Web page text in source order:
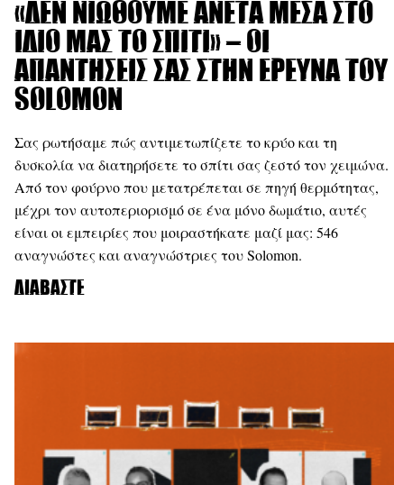
«Δεν νιώθουμε άνετα μέσα στο
ίδιο μας το σπίτι» – Οι
απαντήσεις σας στην έρευνα του
Solomon
Σας ρωτήσαμε πώς αντιμετωπίζετε το κρύο και τη
δυσκολία να διατηρήσετε το σπίτι σας ζεστό τον χειμώνα.
Από τον φούρνο που μετατρέπεται σε πηγή θερμότητας,
μέχρι τον αυτοπεριορισμό σε ένα μόνο δωμάτιο, αυτές
είναι οι εμπειρίες που μοιραστήκατε μαζί μας: 546
αναγνώστες και αναγνώστριες του Solomon.
Διαβάστε